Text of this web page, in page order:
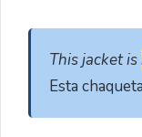
This jacket is
Esta